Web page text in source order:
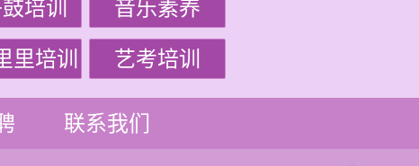
培训 音乐素养
里培训 艺考培训
联系我们